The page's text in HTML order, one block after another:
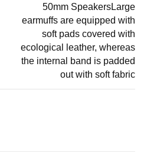
50mm SpeakersLarge
earmuffs are equipped with
soft pads covered with
ecological leather, whereas
the internal band is padded
out with soft fabric